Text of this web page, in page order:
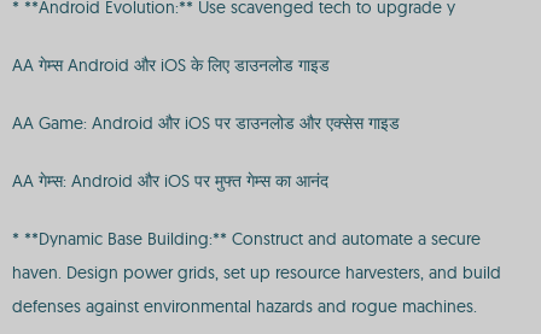
* **Android Evolution:** Use scavenged tech to upgrade y
AA गेम्स Android और iOS के लिए डाउनलोड गाइड
AA Game: Android और iOS पर डाउनलोड और एक्सेस गाइड
AA गेम्स: Android और iOS पर मुफ्त गेम्स का आनंद
* **Dynamic Base Building:** Construct and automate a secure
haven. Design power grids, set up resource harvesters, and build
defenses against environmental hazards and rogue machines.